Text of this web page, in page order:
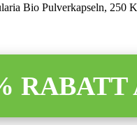
Bio Pulverkapseln, 250
RABATT